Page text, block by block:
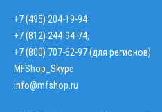
+7 (495) 204-19-94
+7 (812) 244-94-74,
+7 (800) 707-62-97 (для регионов)
MFShop_Skype
info@mfshop.ru